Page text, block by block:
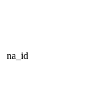
na_id